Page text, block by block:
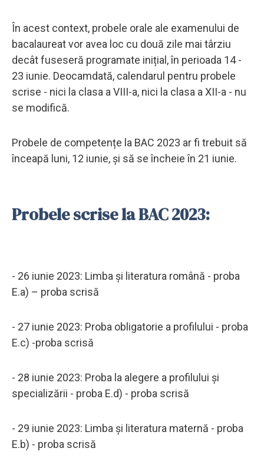
În acest context, probele orale ale examenului de
bacalaureat vor avea loc cu două zile mai târziu
decât fuseseră programate inițial, în perioada 14 -
23 iunie. Deocamdată, calendarul pentru probele
scrise - nici la clasa a VIII-a, nici la clasa a XII-a - nu
se modifică.
Probele de competențe la BAC 2023 ar fi trebuit să
înceapă luni, 12 iunie, și să se încheie în 21 iunie.
Probele scrise la BAC 2023:
- 26 iunie 2023: Limba și literatura română - proba
E.a) – proba scrisă
- 27 iunie 2023: Proba obligatorie a profilului - proba
E.c) -proba scrisă
- 28 iunie 2023: Proba la alegere a profilului și
specializării - proba E.d) - proba scrisă
- 29 iunie 2023: Limba și literatura maternă - proba
E.b) - proba scrisă